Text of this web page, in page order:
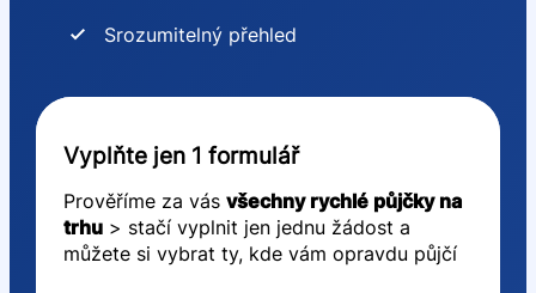
Srozumitelný přehled
Vyplňte jen 1 formulář
Prověříme za vás všechny rychlé půjčky na
trhu> stačí vyplnit jen jednu žádost a
můžete si vybrat ty, kde vám opravdu půjčí